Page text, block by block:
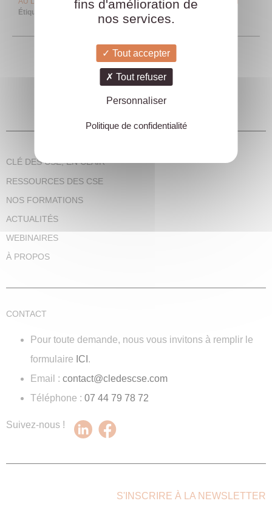
fins d'amélioration de
nos services.
Tout accepter
Tout refuser
Personnaliser
Politique de confidentialité
Étiquette
CLÉ DES CSE, EN CLAIR
RESSOURCES DES CSE
NOS FORMATIONS
ACTUALITÉS
WEBINAIRES
À PROPOS
CONTACT
Pour toute demande, nous vous invitons à remplir le
formulaire ICI .
Email : contact@cledescse.com
Téléphone : 07 44 79 78 72
Suivez-nous !
S'INSCRIRE À LA NEWSLETTER